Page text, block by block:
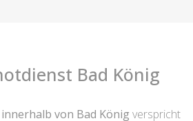
Bad König
von Bad König verspricht